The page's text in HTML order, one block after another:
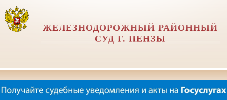
ЖЕЛЕЗНОДОРОЖНЫЙ РАЙОННЫЙ
СУД Г. ПЕНЗЫ